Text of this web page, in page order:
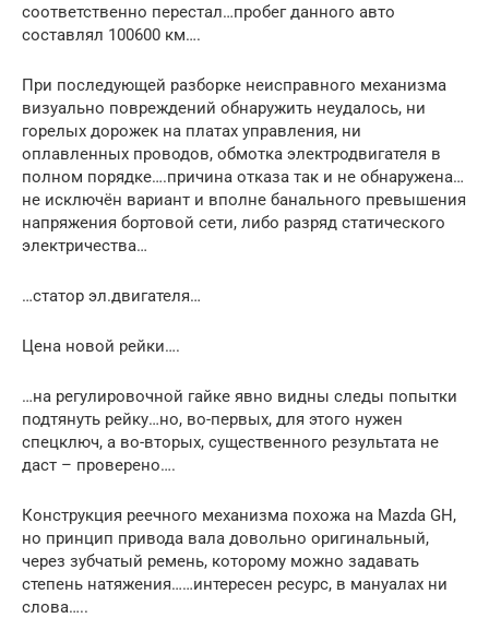
соответственно перестал…пробег данного авто
составлял 100600 км….
При последующей разборке неисправного механизма
визуально повреждений обнаружить неудалось, ни
горелых дорожек на платах управления, ни
оплавленных проводов, обмотка электродвигателя в
полном порядке….причина отказа так и не обнаружена…
не исключён вариант и вполне банального превышения
напряжения бортовой сети, либо разряд статического
электричества…
…статор эл.двигателя…
Цена новой рейки….
…на регулировочной гайке явно видны следы попытки
подтянуть рейку…но, во-первых, для этого нужен
спецключ, а во-вторых, существенного результата не
даст – проверено….
Конструкция реечного механизма похожа на Mazda GH,
но принцип привода вала довольно оригинальный,
через зубчатый ремень, которому можно задавать
степень натяжения……интересен ресурс, в мануалах ни
слова…..